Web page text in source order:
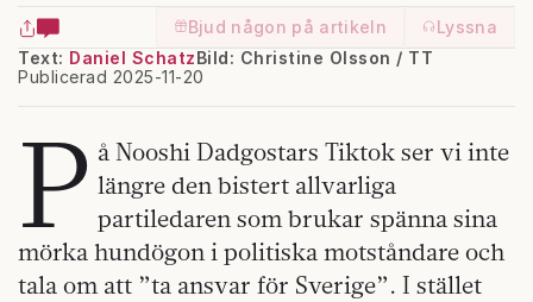
Bjud någon på artikeln
Lyssna
Text: Daniel Schatz
Publicerad 2025-11-20
Bild: Christine Olsson / TT
P å Nooshi Dadgostars Tiktok ser vi inte
längre den bistert allvarliga
partiledaren som brukar spänna sina
mörka hundögon i politiska motståndare och
tala om att ”ta ansvar för Sverige”. I stället